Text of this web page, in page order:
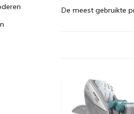
De meest gebruikte